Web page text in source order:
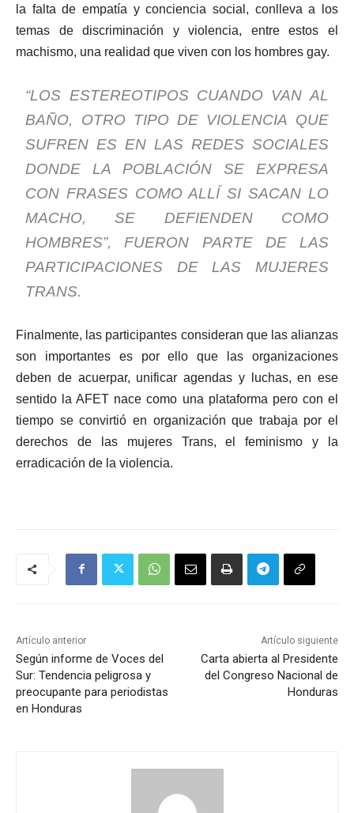
la falta de empatía y conciencia social, conlleva a los
temas de discriminación y violencia, entre estos el
machismo, una realidad que viven con los hombres gay.
“LOS ESTEREOTIPOS CUANDO VAN AL
BAÑO, OTRO TIPO DE VIOLENCIA QUE
SUFREN ES EN LAS REDES SOCIALES
DONDE LA POBLACIÓN SE EXPRESA
CON FRASES COMO ALLÍ SI SACAN LO
MACHO, SE DEFIENDEN COMO
HOMBRES”, FUERON PARTE DE LAS
PARTICIPACIONES DE LAS MUJERES
TRANS.
Finalmente, las participantes consideran que las alianzas
son importantes es por ello que las organizaciones
deben de acuerpar, unificar agendas y luchas, en ese
sentido la AFET nace como una plataforma pero con el
tiempo se convirtió en organización que trabaja por el
derechos de las mujeres Trans, el feminismo y la
erradicación de la violencia.
Artículo anterior
Según informe de Voces del
Sur: Tendencia peligrosa y
preocupante para periodistas
en Honduras
Artículo siguiente
Carta abierta al Presidente
del Congreso Nacional de
Honduras